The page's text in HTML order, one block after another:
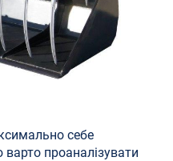
себе
проаналізувати